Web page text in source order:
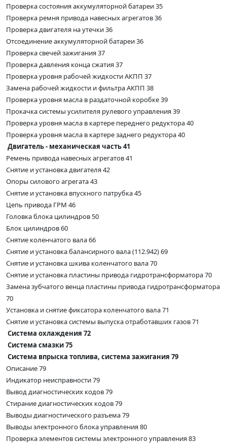
Проверка состояния аккумуляторной батареи 35
Проверка ремня привода навесных агрегатов 36
Проверка двигателя на утечки 36
Отсоединение аккумуляторной батареи 36
Проверка свечей зажигания 37
Проверка давления конца сжатия 37
Проверка уровня рабочей жидкости АКПП 37
Замена рабочей жидкости и фильтра АКПП 38
Проверка уровня масла в раздаточной коробке 39
Прокачка системы усилителя рулевого управления 39
Проверка уровня масла в картере переднего редуктора 40
Проверка уровня масла в картере заднего редуктора 40
Двигатель - механическая часть 41
Ремень привода навесных агрегатов 41
Снятие и установка двигателя 42
Опоры силового агрегата 43
Снятие и установка впускного патрубка 45
Цепь привода ГРМ 46
Головка блока цилиндров 50
Блок цилиндров 60
Снятие коленчатого вала 66
Снятие и установка балансирного вала (112.942) 69
Снятие и установка шкива коленчатого вала 70
Снятие и установка пластины привода гидротрансформатора 70
Замена зубчатого венца пластины привода гидротрансформатора
70
Установка и снятие фиксатора коленчатого вала 71
Снятие и установка системы выпуска отработавших газов 71
Система охлаждения 72
Система смазки 75
Система впрыска топлива, система зажигания 79
Описание 79
Индикатор неисправности 79
Вывод диагностических кодов 79
Стирание диагностических кодов 79
Выводы диагностического разъема 79
Выводы электронного блока управления 80
Проверка элементов системы электронного управления 83